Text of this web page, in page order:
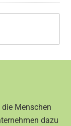
Menschen
dazu